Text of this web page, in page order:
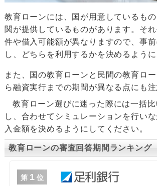
教育ローンには、国が用意しているも
関が提供しているものがあります。そ
件や借入可能額が異なりますので、事
し、どちらを利用するかを決めるように
また、国の教育ローンと民間の教育ロ
ら融資実行までの期間が異なる点にも注
教育ローン選びに迷った際には一括比
し、合わせてシミュレーションを行い
入金額を決めるようにしてください。
教育ローンの審査回答期間ランキング
第 1 位